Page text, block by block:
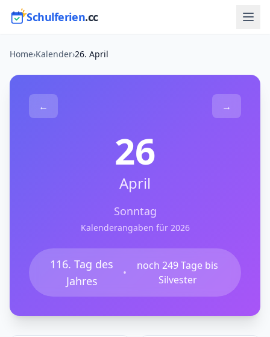
Schulferien.cc
Home›Kalender›26. April
← →
26
April
Sonntag
Kalenderangaben für 2026
116. Tag des
Jahres
•
noch 249 Tage bis
Silvester